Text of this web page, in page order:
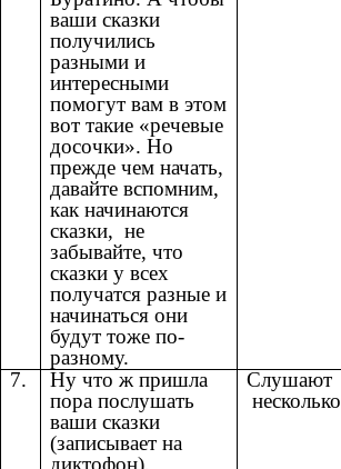
ваши сказки
получились
разными и
интересными
помогут вам в этом
вот такие «речевые
досочки». Но
прежде чем начать,
давайте вспомним,
как начинаются
сказки, не
забывайте, что
сказки у всех
получатся разные и
начинаться они
будут тоже по-
разному.
7.
Ну что ж пришла
пора послушать
ваши сказки
(записывает на
Слушают